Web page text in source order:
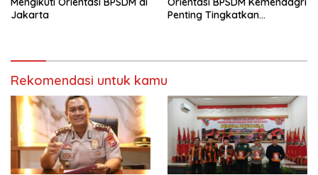
Jakarta
Penting Tingkatkan
Rekomendasi untuk kamu